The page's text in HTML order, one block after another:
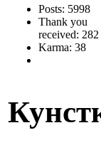
Posts: 5998
Thank you
received: 282
Karma: 38